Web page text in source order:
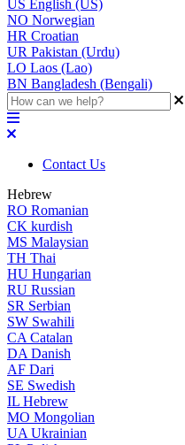
US English (US)
NO Norwegian
HR Croatian
UR Pakistan (Urdu)
LO Laos (Lao)
BN Bangladesh (Bengali)
Contact Us
Hebrew
RO Romanian
CK kurdish
MS Malaysian
TH Thai
HU Hungarian
RU Russian
SR Serbian
SW Swahili
CA Catalan
DA Danish
AF Dari
SE Swedish
IL Hebrew
MO Mongolian
UA Ukrainian